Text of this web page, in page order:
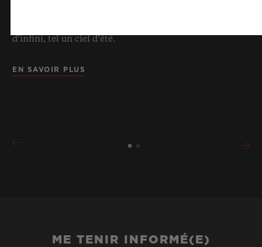
d’infini, tel un ciel d’été.
EN SAVOIR PLUS
ME TENIR INFORMÉ(E)